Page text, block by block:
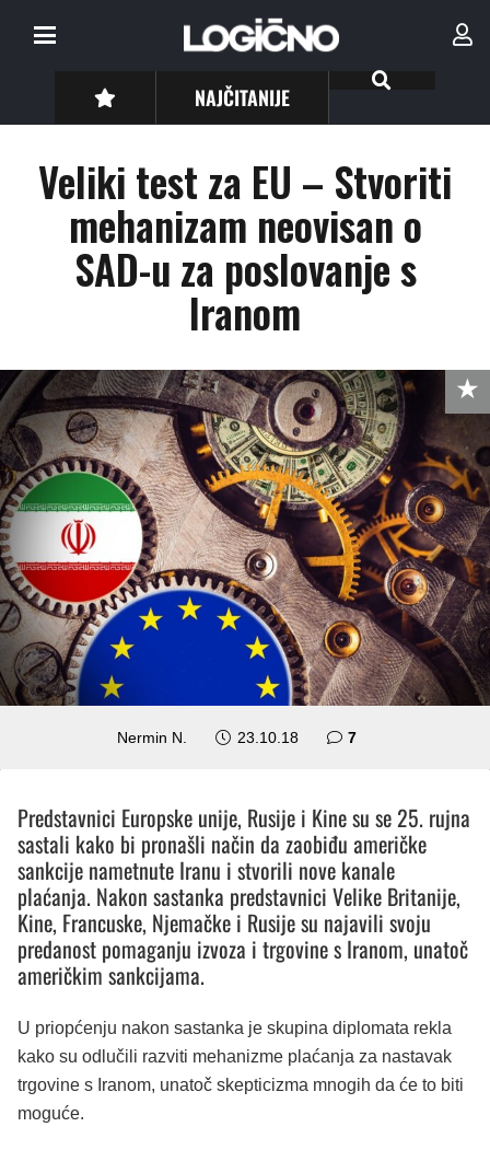
NAJČITANIJE
Veliki test za EU – Stvoriti
mehanizam neovisan o
SAD-u za poslovanje s
Iranom
Nermin N. 23.10.18 7komentara
Predstavnici Europske unije, Rusije i Kine su se 25. rujna
sastali kako bi pronašli način da zaobiđu američke
sankcije nametnute Iranu i stvorili nove kanale
plaćanja. Nakon sastanka predstavnici Velike Britanije,
Kine, Francuske, Njemačke i Rusije su najavili svoju
predanost pomaganju izvoza i trgovine s Iranom, unatoč
američkim sankcijama.
U priopćenju nakon sastanka je skupina diplomata rekla
kako su odlučili razviti mehanizme plaćanja za nastavak
trgovine s Iranom, unatoč skepticizma mnogih da će to biti
moguće.